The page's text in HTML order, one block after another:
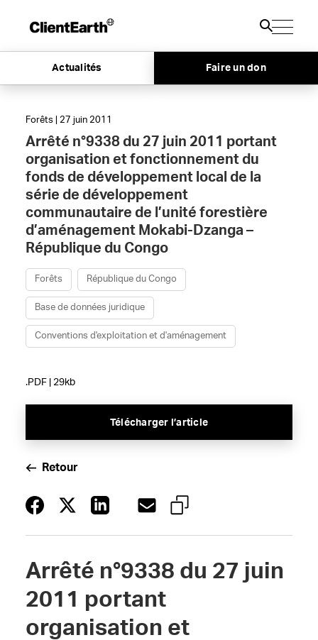
Actualités Faire un don
Forêts | 27 juin 2011
Arrêté n°9338 du 27 juin 2011 portant
organisation et fonctionnement du
fonds de développement local de la
série de développement
communautaire de l’unité forestière
d’aménagement Mokabi-Dzanga –
République du Congo
Forêts République du Congo
Base de données juridique
Conventions d'exploitation et d'aménagement
.PDF | 29kb
Télécharger l’article
Retour
Arrêté n°9338 du 27 juin
2011 portant
organisation et